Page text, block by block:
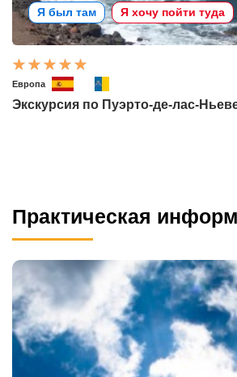
Я был там Я хочу пойти туда
Европа
Экскурсия по Пуэрто-де-лас-
Практическая